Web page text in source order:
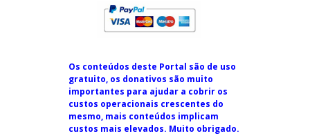
Os conteúdos deste Portal são de uso
gratuito, os donativos são muito
importantes para ajudar a cobrir os
custos operacionais crescentes do
mesmo, mais conteúdos implicam
custos mais elevados. Muito obrigado.